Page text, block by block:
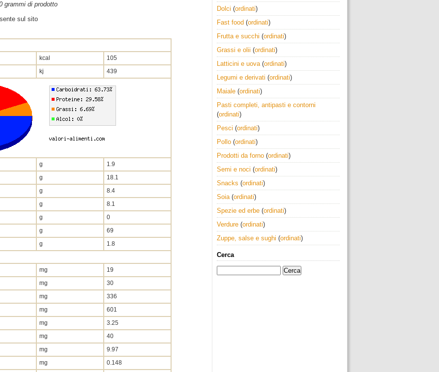
grammi di prodotto
sul sito
kcal 105
kj 439
g 1.9
g 18.1
g 8.4
g 8.1
g 0
g 69
g
1.8
mg 19
mg 30
mg 336
mg 601
mg 3.25
mg 40
mg 9.97
mg 0.148
Dolci (ordinati)
Fast food (ordinati)
Frutta e succhi (ordinati)
Grassi e olii (ordinati)
Latticini e uova(ordinati)
Legumi e derivati (ordinati)
Maiale (ordinati)
Pasti completi, antipasti e contorni
(ordinati)
Pesci (ordinati)
Pollo (ordinati)
Prodotti da forno (ordinati)
Semi e noci (ordinati)
Snacks (ordinati)
Soia(ordinati)
Spezie ed erbe (ordinati)
Verdure (ordinati)
Zuppe, salse e sughi (ordinati)
Cerca